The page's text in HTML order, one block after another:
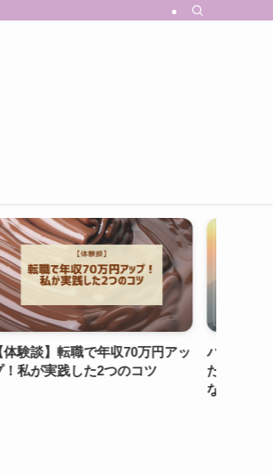
パティシエは休みが少ないのが当
たり前？現役経験者が語るリアル